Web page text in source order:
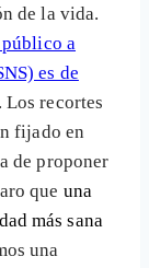
de la vida.
a
es de
. Los recortes
fijado en
de proponer
que una
más sana
una